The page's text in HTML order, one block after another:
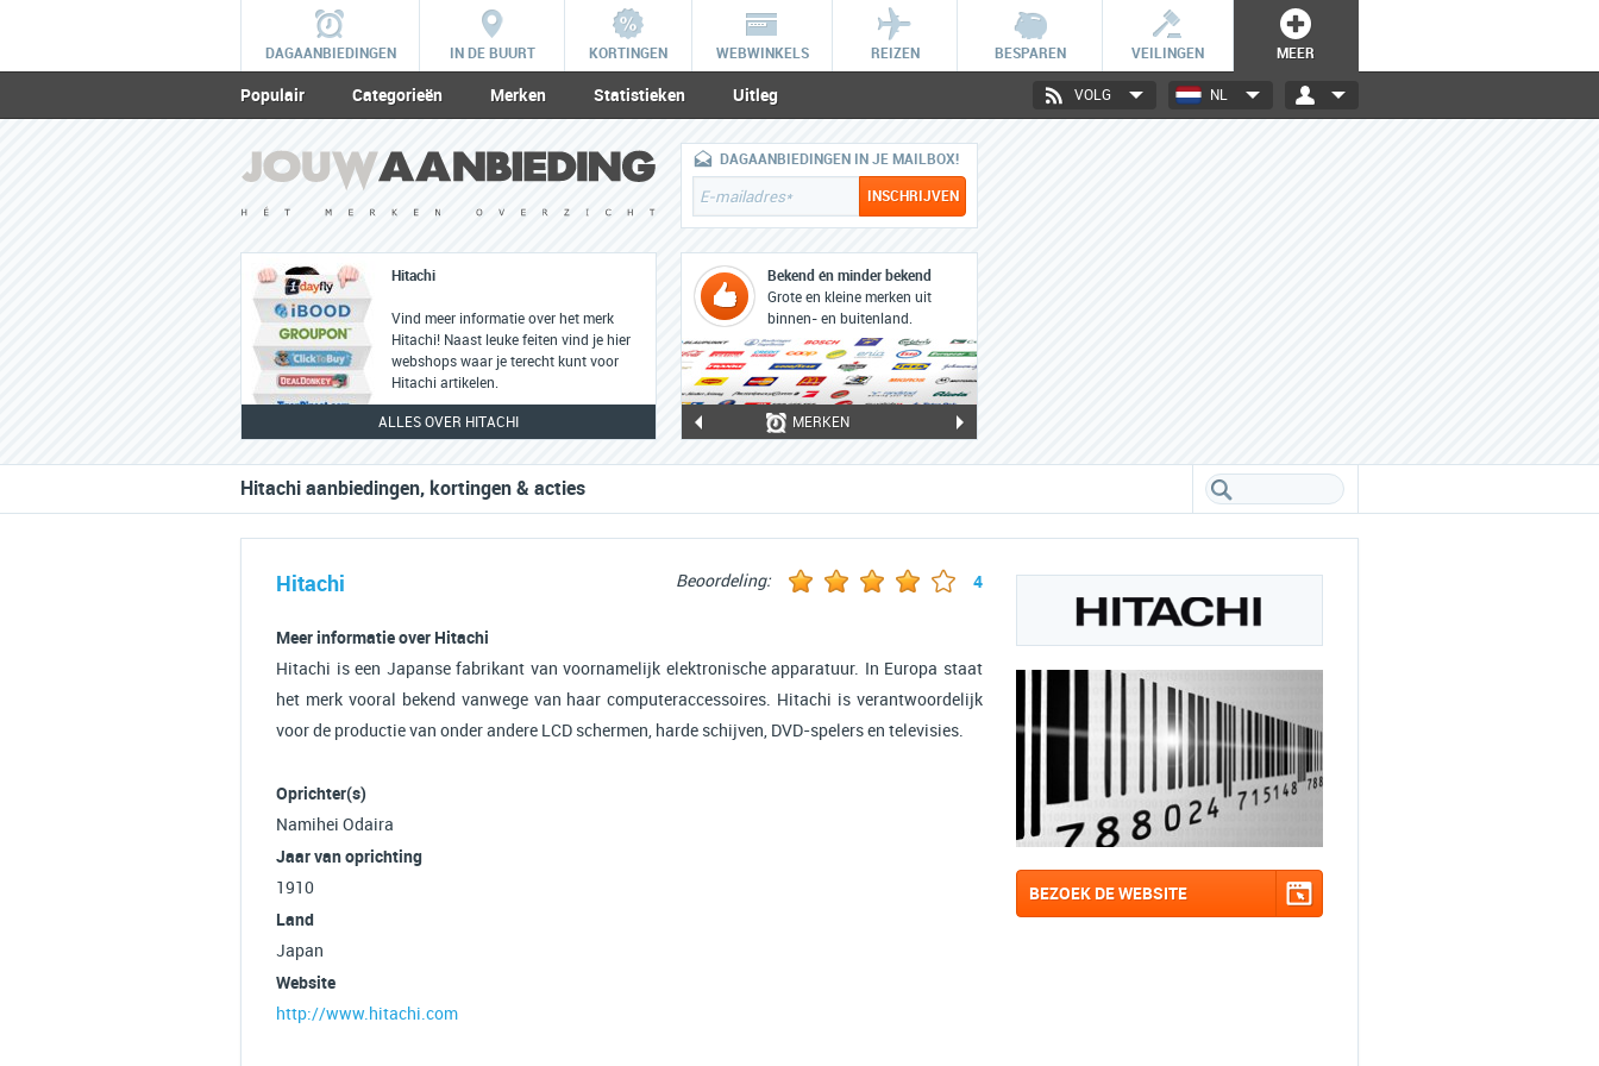
DAGAANBIEDINGEN IN DE BUURT KORTINGEN WEBWINKELS REIZEN BESPAREN VEILINGEN MEER
Populair Categorieën Merken Statistieken Uitleg NL
VOLG
Hitachi
Vind meer informatie over het merk
Hitachi! Naast leuke feiten vind je hier
webshops waar je terecht kunt voor
Hitachi artikelen.
ALLES OVER HITACHI
DAGAANBIEDINGEN IN JE MAILBOX!
Bekend én minder bekend
Grote en kleine merken uit
binnen- en buitenland.
MERKEN
Hitachi aanbiedingen, kortingen & acties
Hitachi Beoordeling: 4
Meer informatie over Hitachi
Hitachi is een Japanse fabrikant van voornamelijk elektronische apparatuur. In Europa staat
het merk vooral bekend vanwege van haar computeraccessoires. Hitachi is verantwoordelijk
voor de productie van onder andere LCD schermen, harde schijven, DVD-spelers en televisies.
Oprichter(s)
Namihei Odaira
Jaar van oprichting
1910
Land
Japan
Website
http://www.hitachi.com
BEZOEK DE WEBSITE